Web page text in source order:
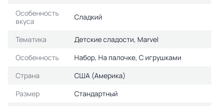
Особенность
вкуса
Сладкий
Тематика
Детские сладости, Marvel
Особенность
Набор, На палочке, С игрушками
Страна
США (Америка)
Размер
Стандартный